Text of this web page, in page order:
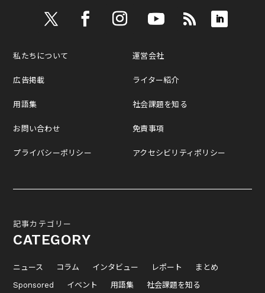
私たちについて
広告掲載
用語集
お問い合わせ
プライバシーポリシー
運営会社
ライター紹介
社会課題を知る
免責事項
アクセシビリティポリシー
記事カテゴリー
CATEGORY
ニュース コラム インタビュー レポート
まとめ
Sponsored
イベント 用語集 社会課題を知る